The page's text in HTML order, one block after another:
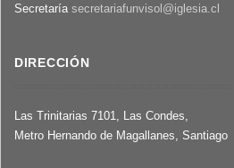
Secretaría secretariafunvisol@iglesia.cl
DIRECCIÓN
Las Trinitarias 7101, Las Condes,
Metro Hernando de Magallanes, Santiago